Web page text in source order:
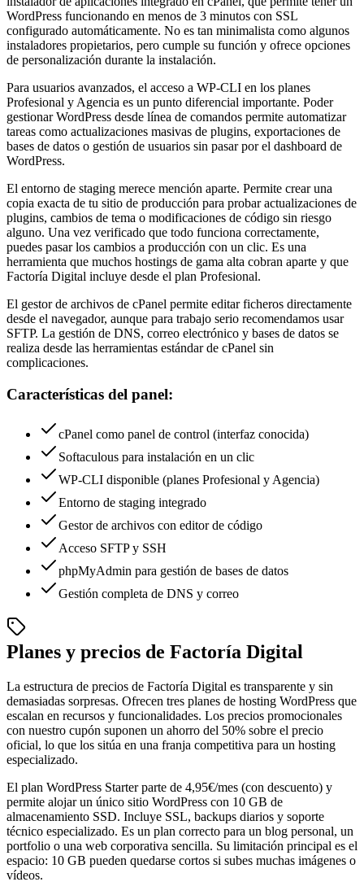
WordPress funcionando en menos de 3 minutos con SSL
configurado automáticamente. No es tan minimalista como algunos
instaladores propietarios, pero cumple su función y ofrece opciones
de personalización durante la instalación.
Para usuarios avanzados, el acceso a WP-CLI en los planes
Profesional y Agencia es un punto diferencial importante. Poder
gestionar WordPress desde línea de comandos permite automatizar
tareas como actualizaciones masivas de plugins, exportaciones de
bases de datos o gestión de usuarios sin pasar por el dashboard de
WordPress.
El entorno de staging merece mención aparte. Permite crear una
copia exacta de tu sitio de producción para probar actualizaciones de
plugins, cambios de tema o modificaciones de código sin riesgo
alguno. Una vez verificado que todo funciona correctamente,
puedes pasar los cambios a producción con un clic. Es una
herramienta que muchos hostings de gama alta cobran aparte y que
Factoría Digital incluye desde el plan Profesional.
El gestor de archivos de cPanel permite editar ficheros directamente
desde el navegador, aunque para trabajo serio recomendamos usar
SFTP. La gestión de DNS, correo electrónico y bases de datos se
realiza desde las herramientas estándar de cPanel sin
complicaciones.
Características del panel:
cPanel como panel de control (interfaz conocida)
Softaculous para instalación en un clic
WP-CLI disponible (planes Profesional y Agencia)
Entorno de staging integrado
Gestor de archivos con editor de código
Acceso SFTP y SSH
phpMyAdmin para gestión de bases de datos
Gestión completa de DNS y correo
Planes y precios de Factoría Digital
La estructura de precios de Factoría Digital es transparente y sin
demasiadas sorpresas. Ofrecen tres planes de hosting WordPress que
escalan en recursos y funcionalidades. Los precios promocionales
con nuestro cupón suponen un ahorro del 50% sobre el precio
oficial, lo que los sitúa en una franja competitiva para un hosting
especializado.
El plan WordPress Starter parte de 4,95€/mes (con descuento) y
permite alojar un único sitio WordPress con 10 GB de
almacenamiento SSD. Incluye SSL, backups diarios y soporte
técnico especializado. Es un plan correcto para un blog personal, un
portfolio o una web corporativa sencilla. Su limitación principal es el
espacio: 10 GB pueden quedarse cortos si subes muchas imágenes o
vídeos.